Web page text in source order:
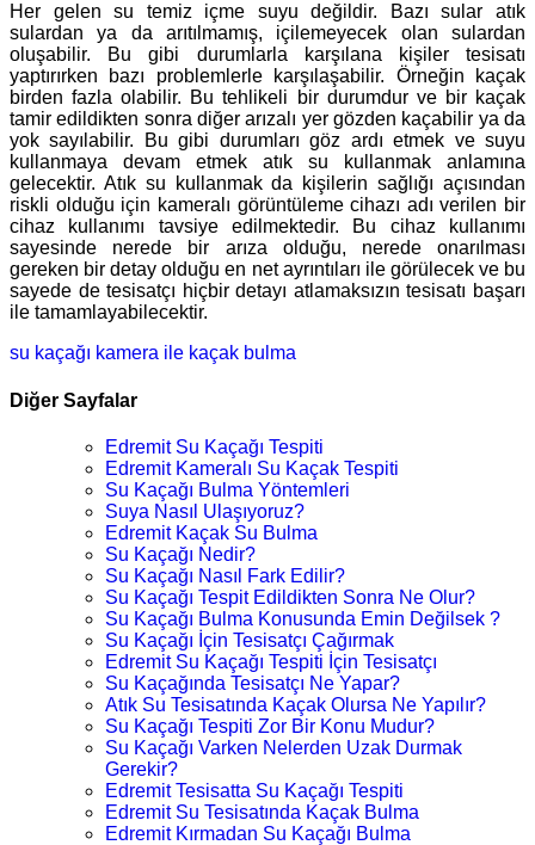
Her gelen su temiz içme suyu değildir. Bazı sular atık
sulardan ya da arıtılmamış, içilemeyecek olan sulardan
oluşabilir. Bu gibi durumlarla karşılana kişiler tesisatı
yaptırırken bazı problemlerle karşılaşabilir. Örneğin kaçak
birden fazla olabilir. Bu tehlikeli bir durumdur ve bir kaçak
tamir edildikten sonra diğer arızalı yer gözden kaçabilir ya da
yok sayılabilir. Bu gibi durumları göz ardı etmek ve suyu
kullanmaya devam etmek atık su kullanmak anlamına
gelecektir. Atık su kullanmak da kişilerin sağlığı açısından
riskli olduğu için kameralı görüntüleme cihazı adı verilen bir
cihaz kullanımı tavsiye edilmektedir. Bu cihaz kullanımı
sayesinde nerede bir arıza olduğu, nerede onarılması
gereken bir detay olduğu en net ayrıntıları ile görülecek ve bu
sayede de tesisatçı hiçbir detayı atlamaksızın tesisatı başarı
ile tamamlayabilecektir.
su kaçağı kamera ile kaçak bulma
Diğer Sayfalar
Edremit Su Kaçağı Tespiti
Edremit Kameralı Su Kaçak Tespiti
Su Kaçağı Bulma Yöntemleri
Suya Nasıl Ulaşıyoruz?
Edremit Kaçak Su Bulma
Su Kaçağı Nedir?
Su Kaçağı Nasıl Fark Edilir?
Su Kaçağı Tespit Edildikten Sonra Ne Olur?
Su Kaçağı Bulma Konusunda Emin Değilsek ?
Su Kaçağı İçin Tesisatçı Çağırmak
Edremit Su Kaçağı Tespiti İçin Tesisatçı
Su Kaçağında Tesisatçı Ne Yapar?
Atık Su Tesisatında Kaçak Olursa Ne Yapılır?
Su Kaçağı Tespiti Zor Bir Konu Mudur?
Su Kaçağı Varken Nelerden Uzak Durmak
Gerekir?
Edremit Tesisatta Su Kaçağı Tespiti
Edremit Su Tesisatında Kaçak Bulma
Edremit Kırmadan Su Kaçağı Bulma